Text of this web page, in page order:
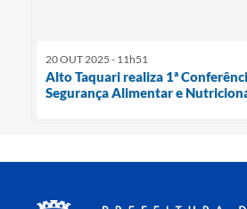
20 OUT 2025 - 11h51
Alto Taquari realiza 1ª
Segurança Alimentar e